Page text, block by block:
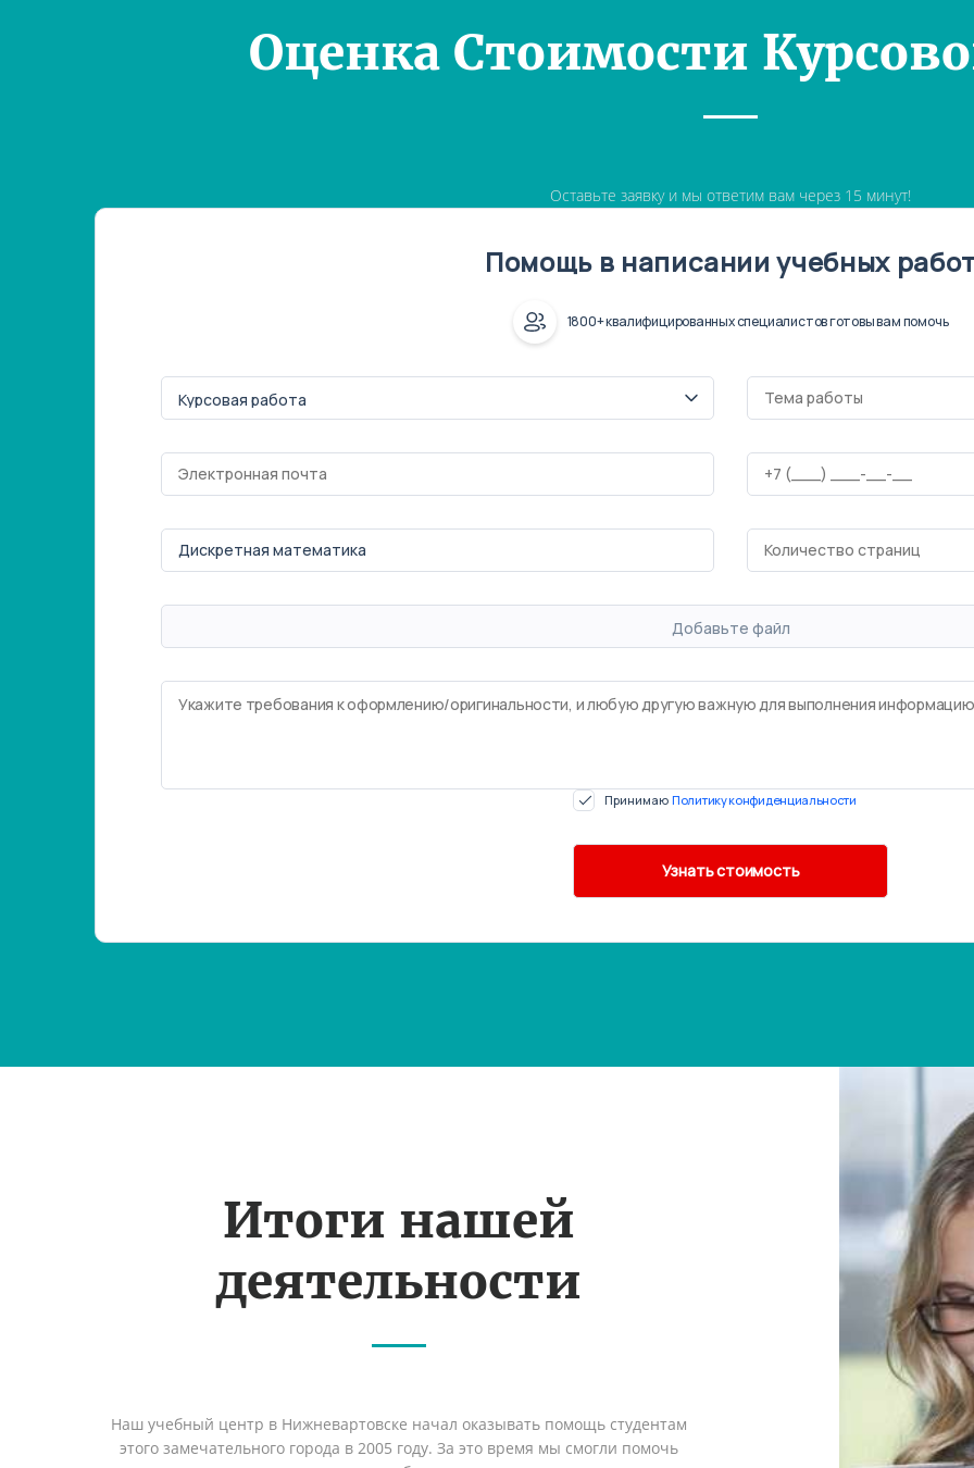
Оценка Стоимости
Оставьте заявку и мы ответим вам через 15 минут!
Помощь в написании учебных
1800+ квалифицированных специалистов готовы вам помочь
Добавьте файл
Принимаю Политику конфиденциальности
Итоги нашей
деятельности
Наш учебный центр в Нижневартовске начал оказывать помощь студентам
этого замечательного города в 2005 году. За это время мы смогли помочь